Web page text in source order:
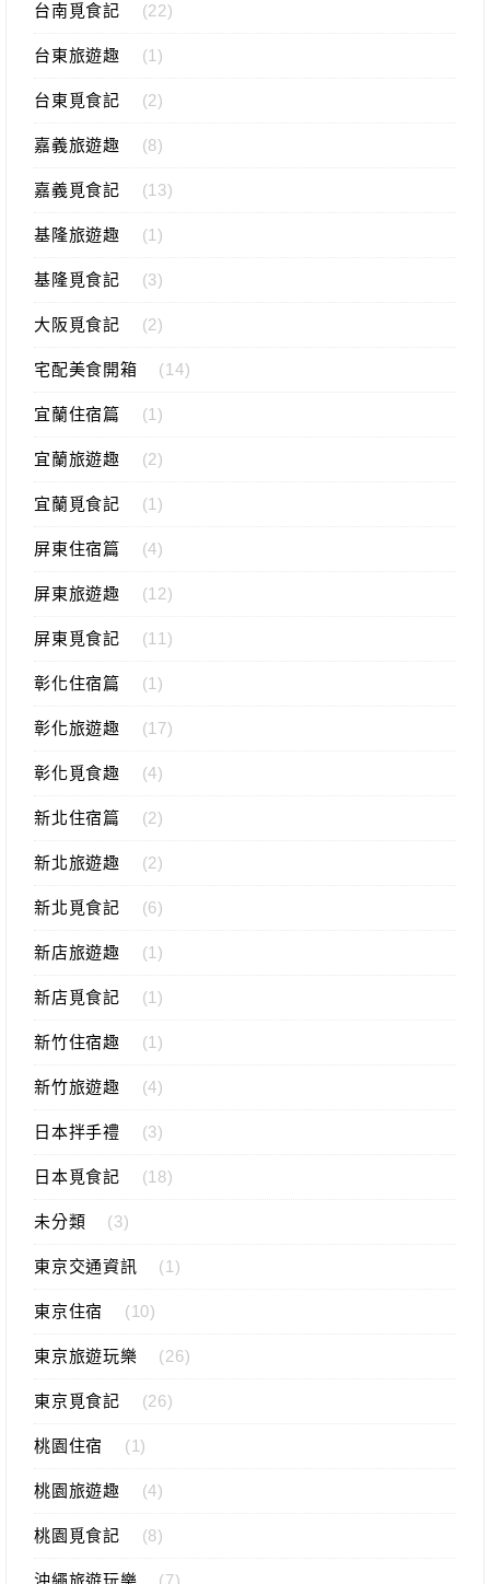
台南覓食記 (22)
台東旅遊趣 (1)
台東覓食記 (2)
嘉義旅遊趣 (8)
嘉義覓食記 (13)
基隆旅遊趣 (1)
基隆覓食記 (3)
大阪覓食記 (2)
宅配美食開箱 (14)
宜蘭住宿篇 (1)
宜蘭旅遊趣 (2)
宜蘭覓食記 (1)
屏東住宿篇 (4)
屏東旅遊趣 (12)
屏東覓食記 (11)
彰化住宿篇 (1)
彰化旅遊趣 (17)
彰化覓食趣 (4)
新北住宿篇 (2)
新北旅遊趣 (2)
新北覓食記 (6)
新店旅遊趣 (1)
新店覓食記 (1)
新竹住宿趣 (1)
新竹旅遊趣 (4)
日本拌手禮 (3)
日本覓食記 (18)
未分類 (3)
東京交通資訊 (1)
東京住宿 (10)
東京旅遊玩樂 (26)
東京覓食記 (26)
桃園住宿 (1)
桃園旅遊趣 (4)
桃園覓食記 (8)
沖繩旅遊玩樂 (7)